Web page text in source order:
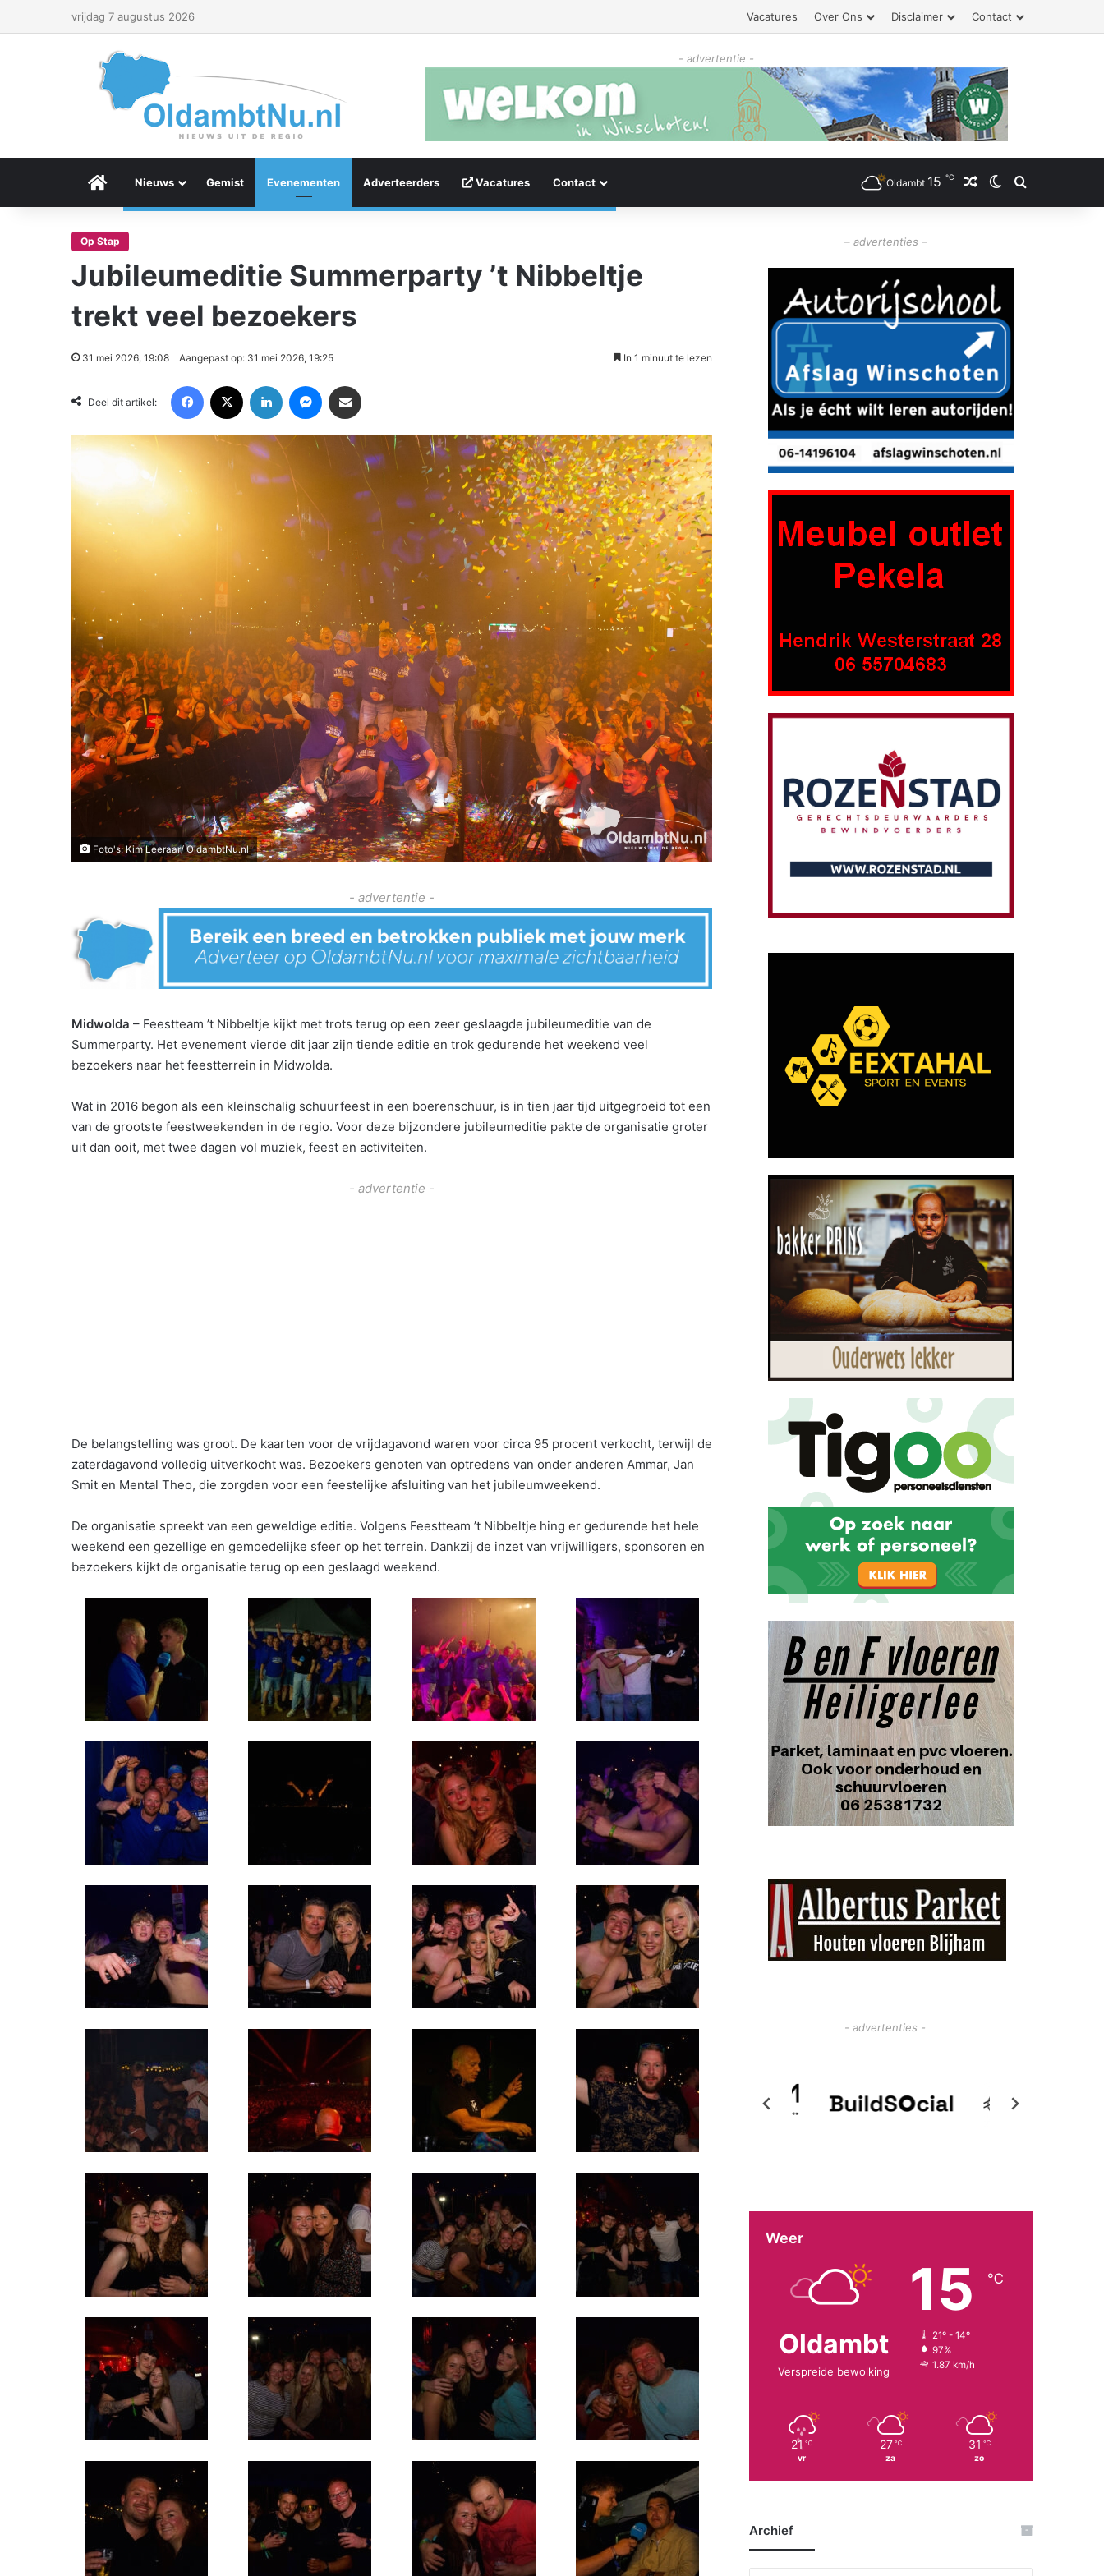
vrijdag 7 augustus 2026 Vacatures Over Ons Disclaimer Contact
- advertentie -
Menu Item
Nieuws Gemist Evenementen Adverteerders Vacatures Contact Oldambt 15 ℃ Willekeurig artikel
Switch skin
Zoeken
Op Stap
Jubileumeditie Summerparty ’t Nibbeltje
trekt veel bezoekers
31 mei 2026, 19:08 Aangepast op: 31 mei 2026, 19:25 In 1 minuut te lezen
Deel dit artikel:
Foto's: Kim Leeraar/ OldambtNu.nl
- advertentie -
Midwolda – Feestteam ’t Nibbeltje kijkt met trots terug op een zeer geslaagde jubileumeditie van de
Summerparty. Het evenement vierde dit jaar zijn tiende editie en trok gedurende het weekend veel
bezoekers naar het feestterrein in Midwolda.
Wat in 2016 begon als een kleinschalig schuurfeest in een boerenschuur, is in tien jaar tijd uitgegroeid tot een
van de grootste feestweekenden in de regio. Voor deze bijzondere jubileumeditie pakte de organisatie groter
uit dan ooit, met twee dagen vol muziek, feest en activiteiten.
- advertentie -
De belangstelling was groot. De kaarten voor de vrijdagavond waren voor circa 95 procent verkocht, terwijl de
zaterdagavond volledig uitverkocht was. Bezoekers genoten van optredens van onder anderen Ammar, Jan
Smit en Mental Theo, die zorgden voor een feestelijke afsluiting van het jubileumweekend.
De organisatie spreekt van een geweldige editie. Volgens Feestteam ’t Nibbeltje hing er gedurende het hele
weekend een gezellige en gemoedelijke sfeer op het terrein. Dankzij de inzet van vrijwilligers, sponsoren en
bezoekers kijkt de organisatie terug op een geslaagd weekend.
– advertenties –
- advertenties -
Weer
Oldambt
Verspreide bewolking
15 ℃
21º - 14º
97%
1.87 km/h
21 ℃
vr
27 ℃
za
31 ℃
zo
Archief